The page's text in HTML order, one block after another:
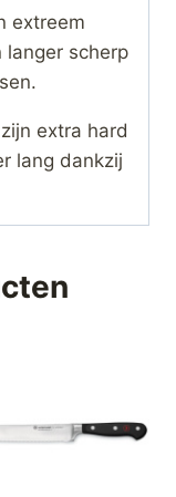
extreem
langer scherp
extra hard
lang dankzij